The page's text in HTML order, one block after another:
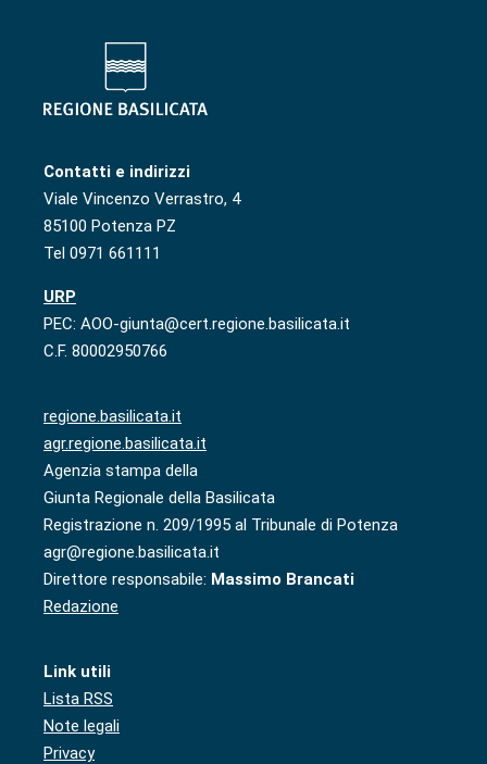
Contatti e indirizzi
Viale Vincenzo Verrastro, 4
85100 Potenza PZ
Tel 0971 661111
URP
PEC: AOO-giunta@cert.regione.basilicata.it
C.F. 80002950766
regione.basilicata.it
agr.regione.basilicata.it
Agenzia stampa della
Giunta Regionale della Basilicata
Registrazione n. 209/1995 al Tribunale di Potenza
agr@regione.basilicata.it
Direttore responsabile: Massimo Brancati
Redazione
Link utili
Lista RSS
Note legali
Privacy